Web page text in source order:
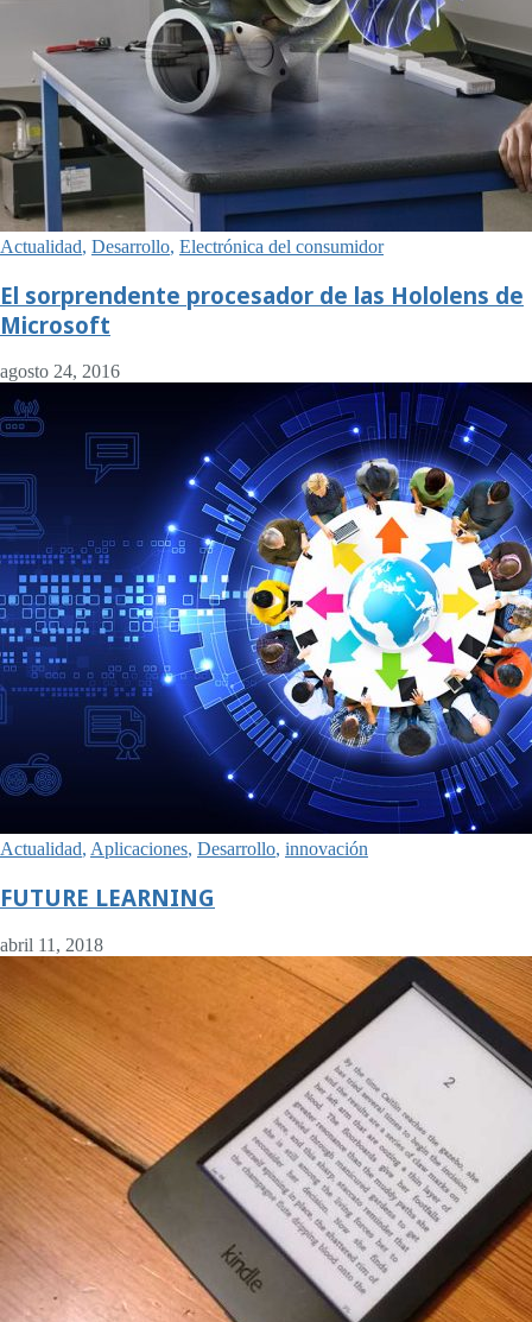
Actualidad, Desarrollo, Electrónica del consumidor
El sorprendente procesador de las Hololens de
Microsoft
agosto 24, 2016
Actualidad, Aplicaciones, Desarrollo, innovación
FUTURE LEARNING
abril 11, 2018